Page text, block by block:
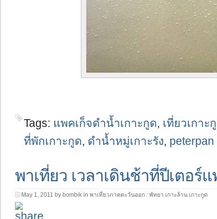
Tags: แพคเก็จดำน้ำเกาะกูด, เที่ยวเกาะ
ที่พักเกาะกูด, ดำน้ำหมู่เกาะรัง,
พาเที่ยว เวลาเดินช้าที่ปีเตอร์
May 1, 2011 by bombik in พาเที่ยวภาคตะวันออก : พัทยา เกาะล้าน เกาะกูด